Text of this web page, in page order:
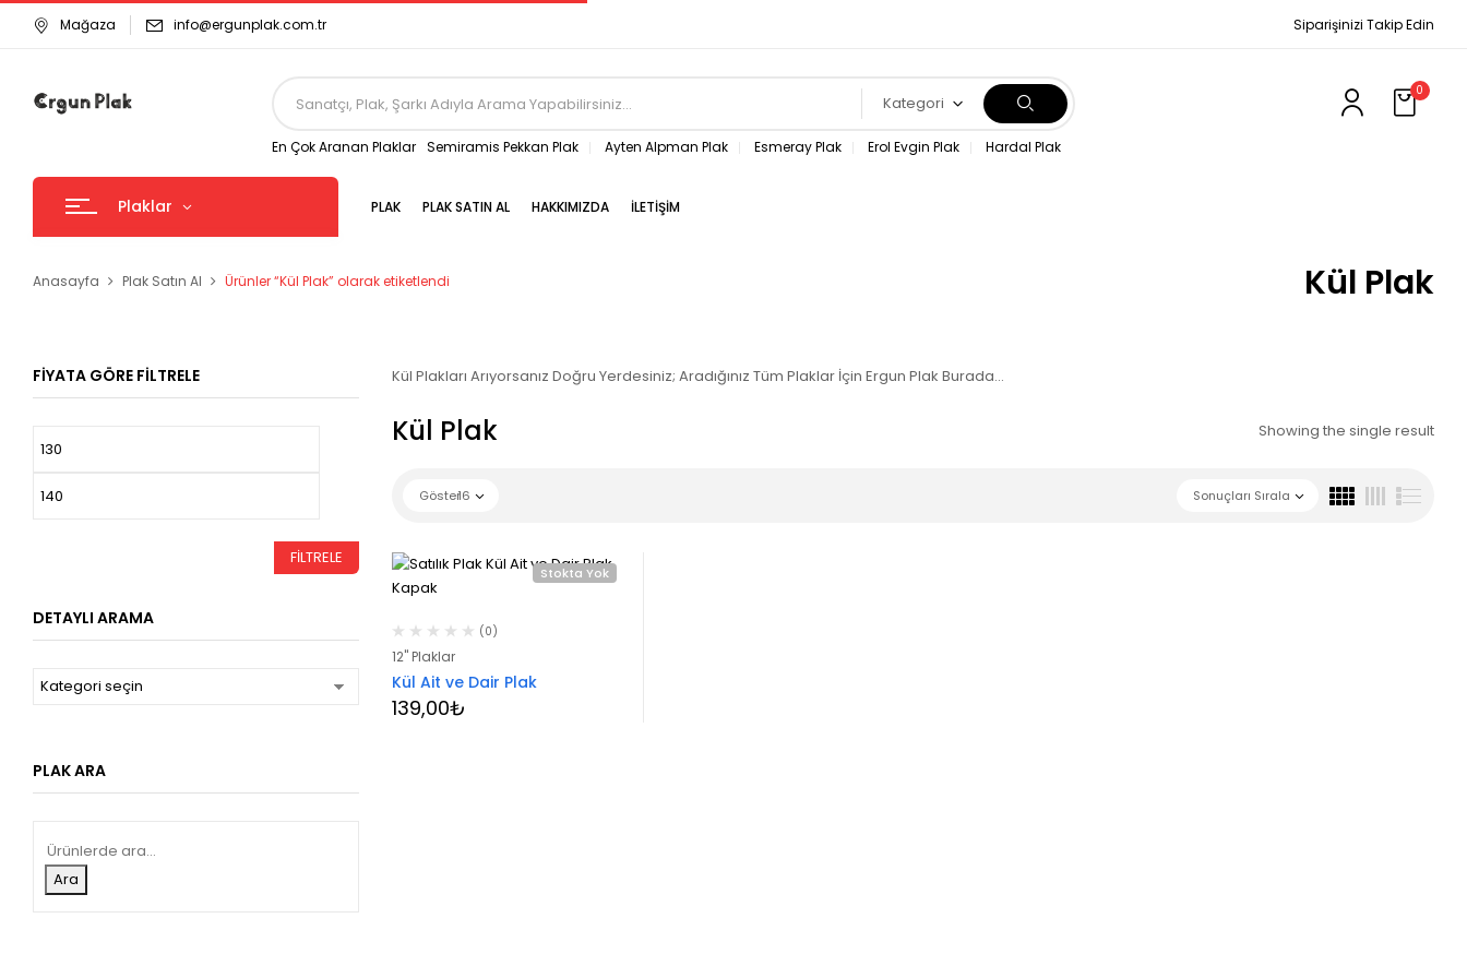
Mağaza info@ergunplak.com.tr Siparişinizi Takip Edin
Kategori
En Çok Aranan Plaklar Semiramis Pekkan Plak Ayten Alpman Plak Esmeray Plak Erol Evgin Plak Hardal Plak
0
Plaklar PLAK PLAK SATIN AL HAKKIMIZDA İLETIŞIM
Kül Plak
Anasayfa Plak Satın Al Ürünler “Kül Plak” olarak etiketlendi
FIYATA GÖRE FILTRELE
En
FILTRELE
DETAYLI ARAMA
PLAK ARA
Ara
Kül Plakları Arıyorsanız Doğru Yerdesiniz; Aradığınız Tüm Plaklar İçin Ergun Plak Burada…
Kül Plak Showing the single result
Sonuçları Sırala
Göster16
Stokta Yok
(0)
12" Plaklar
Kül Ait ve Dair Plak
139,00₺